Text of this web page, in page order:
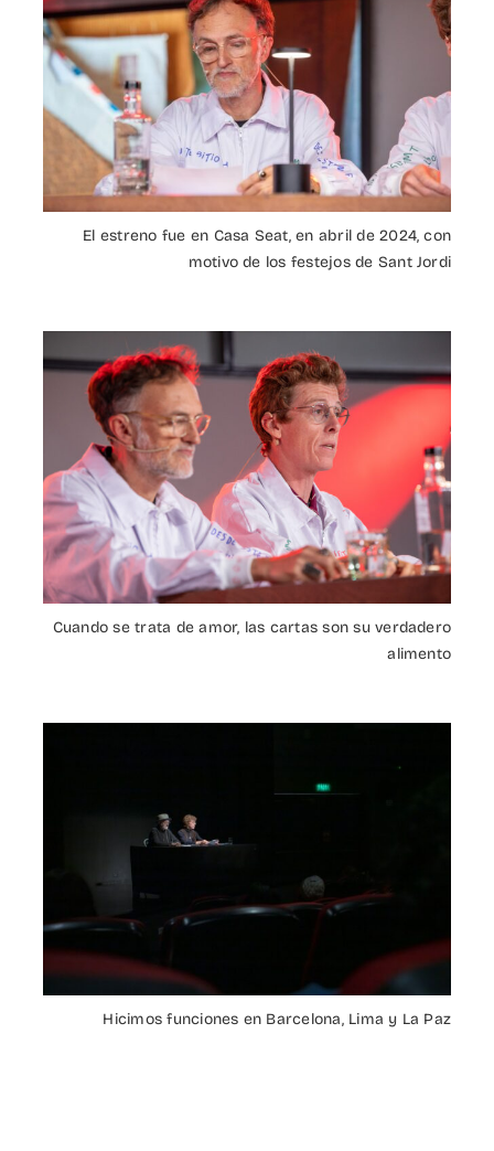
El estreno fue en Casa Seat, en abril de 2024, con
motivo de los festejos de Sant Jordi
Cuando se trata de amor, las cartas son su verdadero
alimento
Hicimos funciones en Barcelona, Lima y La Paz